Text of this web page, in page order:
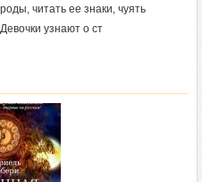
читать ее знаки, чуять
узнают о ст